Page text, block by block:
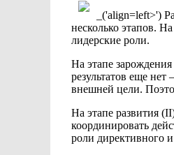
_('align=left>')
несколько этапов.
лидерские роли.
На этапе
результатов еще нет
внешней цели.
На этапе развития
координировать
роли директивного